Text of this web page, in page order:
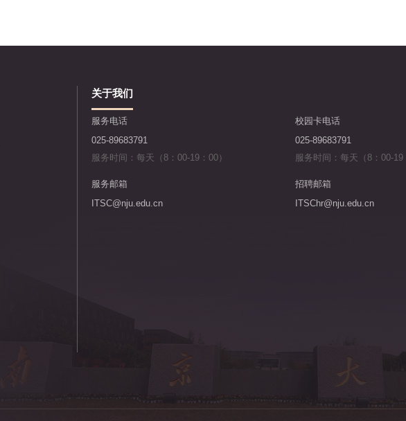
关于我们
服务电话
025-89683791
服务时间：每天（8：00-19：00）
校园卡电话
025-89683791
服务时间：每天（8：00-19
服务邮箱
ITSC@nju.edu.cn
招聘邮箱
ITSChr@nju.edu.cn